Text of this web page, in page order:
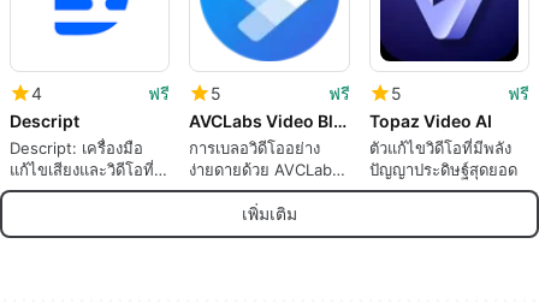
4
ฟรี
Descript
Descript: เครื่องมือ
แก้ไขเสียงและวิดีโอที่
ทรงพลัง
5
ฟรี
AVCLabs Video Blur AI
การเบลอวิดีโออย่าง
ง่ายดายด้วย AVCLabs
Video Blur AI
5
ฟรี
Topaz Video AI
ตัวแก้ไขวิดีโอที่มีพลัง
ปัญญาประดิษฐ์สุดยอด
เพิ่มเติม